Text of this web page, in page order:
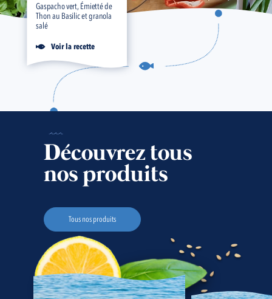
Gaspacho vert, Émietté de
Thon au Basilic et granola
salé
Voir la recette
Découvrez tous
nos produits
Tous nos produits